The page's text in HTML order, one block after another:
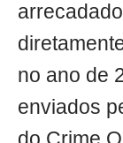
no ano de
enviados